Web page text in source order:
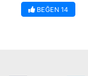
BEĞEN 14